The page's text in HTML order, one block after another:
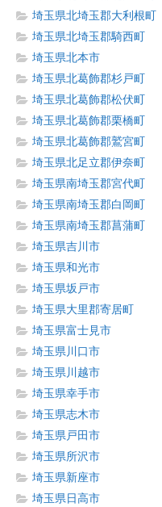
埼玉県北埼玉郡大利根町
埼玉県北埼玉郡騎西町
埼玉県北本市
埼玉県北葛飾郡杉戸町
埼玉県北葛飾郡松伏町
埼玉県北葛飾郡栗橋町
埼玉県北葛飾郡鷲宮町
埼玉県北足立郡伊奈町
埼玉県南埼玉郡宮代町
埼玉県南埼玉郡白岡町
埼玉県南埼玉郡菖蒲町
埼玉県吉川市
埼玉県和光市
埼玉県坂戸市
埼玉県大里郡寄居町
埼玉県富士見市
埼玉県川口市
埼玉県川越市
埼玉県幸手市
埼玉県志木市
埼玉県戸田市
埼玉県所沢市
埼玉県新座市
埼玉県日高市